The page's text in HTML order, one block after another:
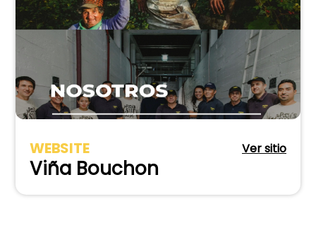
WEBSITE
Viña Bouchon
Ver sitio